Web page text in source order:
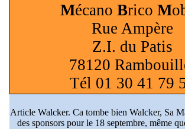
Mécano Brico M
Rue Ampère
Z.I. du Patis
78120
Tél 01 30 41 79
Article Walcker. Ca tombe bien Walcker, Sa
des sponsors pour le 18 septembre, même